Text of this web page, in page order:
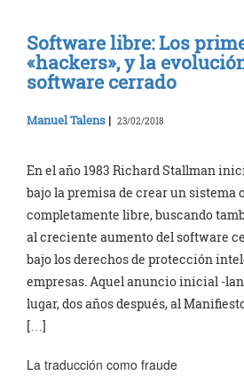
Software libre: Los
«hackers», y la
software cerrado
Manuel Talens | 23/02/2018
En el año 1983 Richard Stallman
bajo la premisa de crear un sistema
completamente libre, buscando
al creciente aumento del software
bajo los derechos de protección
empresas. Aquel anuncio inicial -
lugar, dos años después, al
[…]
La traducción como fraude